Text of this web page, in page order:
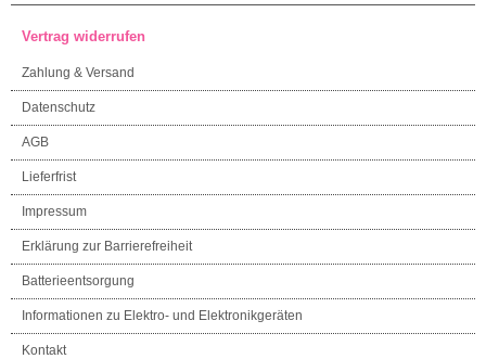
Vertrag widerrufen
Zahlung & Versand
Datenschutz
AGB
Lieferfrist
Impressum
Erklärung zur Barrierefreiheit
Batterieentsorgung
Informationen zu Elektro- und Elektronikgeräten
Kontakt